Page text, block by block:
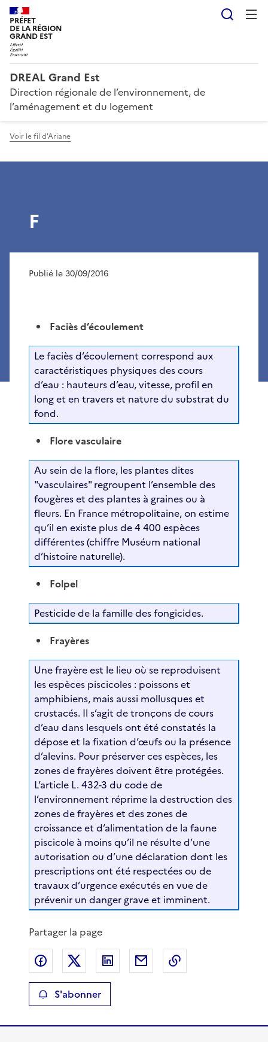
PRÉFET
DE LA RÉGION
GRAND EST
DREAL Grand Est
Direction régionale de l’environnement, de
l’aménagement et du logement
Voir le fil d'Ariane
F
Publié le 30/09/2016
Faciès d’écoulement
Le faciès d’écoulement correspond aux
caractéristiques physiques des cours
d’eau : hauteurs d’eau, vitesse, profil en
long et en travers et nature du substrat du
fond.
Flore vasculaire
Au sein de la flore, les plantes dites
"vasculaires" regroupent l’ensemble des
fougères et des plantes à graines ou à
fleurs. En France métropolitaine, on estime
qu’il en existe plus de 4 400 espèces
différentes (chiffre Muséum national
d’histoire naturelle).
Folpel
Pesticide de la famille des fongicides.
Frayères
Une frayère est le lieu où se reproduisent
les espèces piscicoles : poissons et
amphibiens, mais aussi mollusques et
crustacés. Il s’agit de tronçons de cours
d’eau dans lesquels ont été constatés la
dépose et la fixation d’œufs ou la présence
d’alevins. Pour préserver ces espèces, les
zones de frayères doivent être protégées.
L’article L. 432-3 du code de
l’environnement réprime la destruction des
zones de frayères et des zones de
croissance et d’alimentation de la faune
piscicole à moins qu’il ne résulte d’une
autorisation ou d’une déclaration dont les
prescriptions ont été respectées ou de
travaux d’urgence exécutés en vue de
prévenir un danger grave et imminent.
Partager la page
Partager sur Facebook
Partager sur XPartager sur LinkedIn
Partager par email
S'abonner